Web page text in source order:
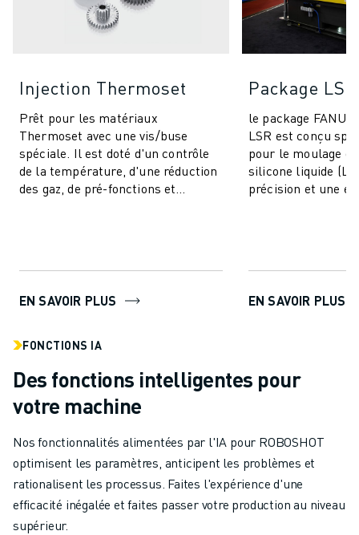
Injection Thermoset
Prêt pour les matériaux
Thermoset avec une vis/buse
spéciale. Il est doté d'un contrôle
de la température, d'une réduction
des gaz, de pré-fonctions et
EN SAVOIR PLUS
Package LSR
le package FANUC
LSR est conçu
pour le moulage
silicone liquide
précision et une
EN SAVOIR PLUS
FONCTIONS IA
Des fonctions intelligentes pour
votre machine
Nos fonctionnalités alimentées par l'IA pour ROBOSHOT
optimisent les paramètres, anticipent les problèmes et
rationalisent les processus. Faites l'expérience d'une
efficacité inégalée et faites passer votre production au niveau
supérieur.